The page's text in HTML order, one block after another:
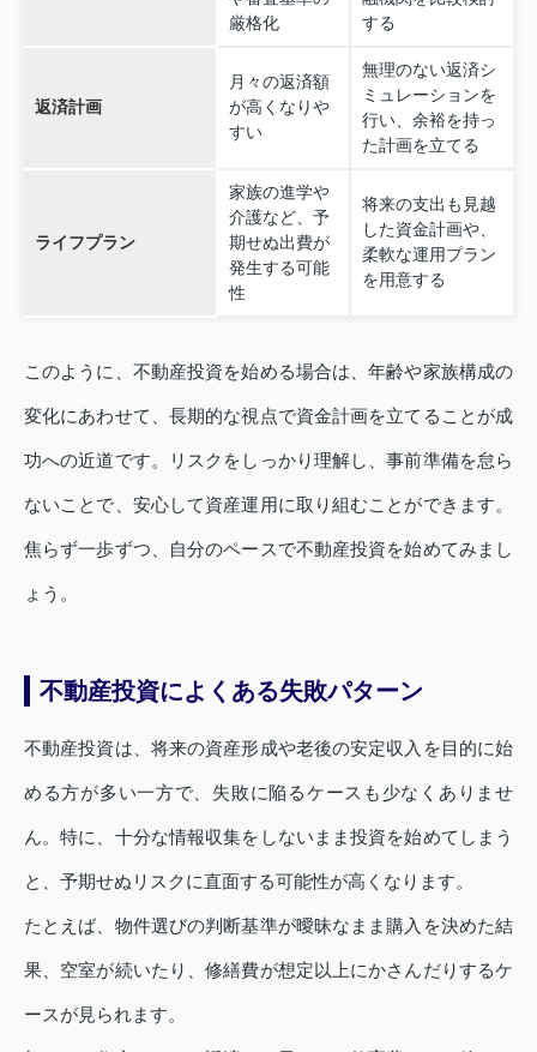
厳格化
する
返済計画
月々の返済額
が高くなりや
すい
無理のない返済シ
ミュレーションを
行い、余裕を持っ
た計画を立てる
ライフプラン
家族の進学や
介護など、予
期せぬ出費が
発生する可能
性
将来の支出も見越
した資金計画や、
柔軟な運用プラン
を用意する
このように、不動産投資を始める場合は、年齢や家族構成の
変化にあわせて、長期的な視点で資金計画を立てることが成
功への近道です。リスクをしっかり理解し、事前準備を怠ら
ないことで、安心して資産運用に取り組むことができます。
焦らず一歩ずつ、自分のペースで不動産投資を始めてみまし
ょう。
不動産投資によくある失敗パターン
不動産投資は、将来の資産形成や老後の安定収入を目的に始
める方が多い一方で、失敗に陥るケースも少なくありませ
ん。特に、十分な情報収集をしないまま投資を始めてしまう
と、予期せぬリスクに直面する可能性が高くなります。
たとえば、物件選びの判断基準が曖昧なまま購入を決めた結
果、空室が続いたり、修繕費が想定以上にかさんだりするケ
ースが見られます。